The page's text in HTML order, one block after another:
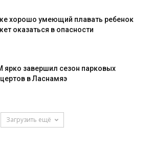
хорошо умеющий плавать ребенок
оказаться в опасности
ярко завершил сезон парковых
в Ласнамяэ
Загрузить ещё